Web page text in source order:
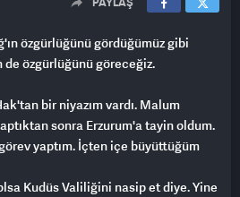
PAYLAŞ
özgürlüğünü gördüğümüz gibi
özgürlüğünü göreceğiz.
bir niyazım vardı. Malum
sonra Erzurum'a tayin oldum.
yaptım. İçten içe büyüttüğüm
Kudüs Valiliğini nasip et diye. Yine